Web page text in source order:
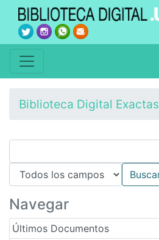
Biblioteca Digital Exactas
Navegar
Últimos Documentos